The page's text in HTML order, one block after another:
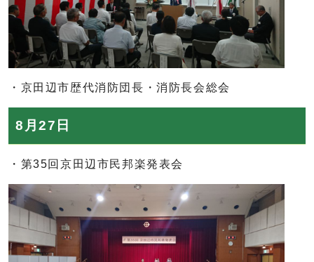
・京田辺市歴代消防団長・消防長会総会
8月27日
・第35回京田辺市民邦楽発表会